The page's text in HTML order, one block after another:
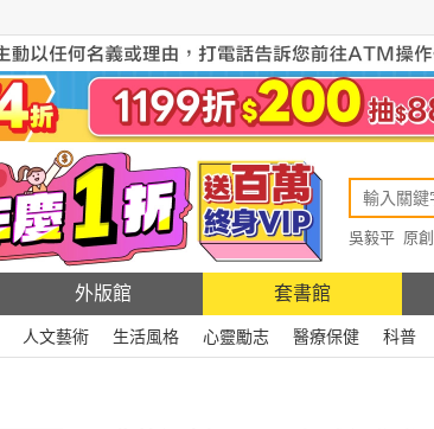
吳毅平 原創
外版館 套書館
人文藝術 生活風格 心靈勵志 醫療保健 科普